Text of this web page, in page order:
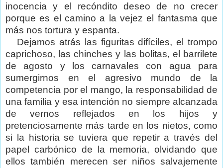
inocencia y el recóndito deseo de no crecer
porque es el camino a la vejez el fantasma que
más nos tortura y espanta.
Dejamos atrás las figuritas difíciles, el trompo
caprichoso, las chinches y las bolitas, el barrilete
de agosto y los carnavales con agua para
sumergirnos en el agresivo mundo de la
competencia por el mango, la responsabilidad de
una familia y esa intención no siempre alcanzada
de vernos reflejados en los hijos y
pretenciosamente más tarde en los nietos, como
si la historia se tuviera que repetir a través del
papel carbónico de la memoria, olvidando que
ellos también merecen ser niños salvajemente